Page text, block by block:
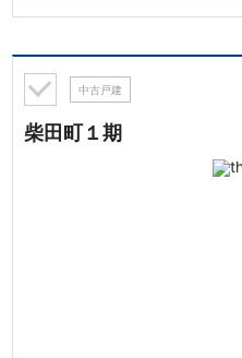
中古戸建
柴田町１期